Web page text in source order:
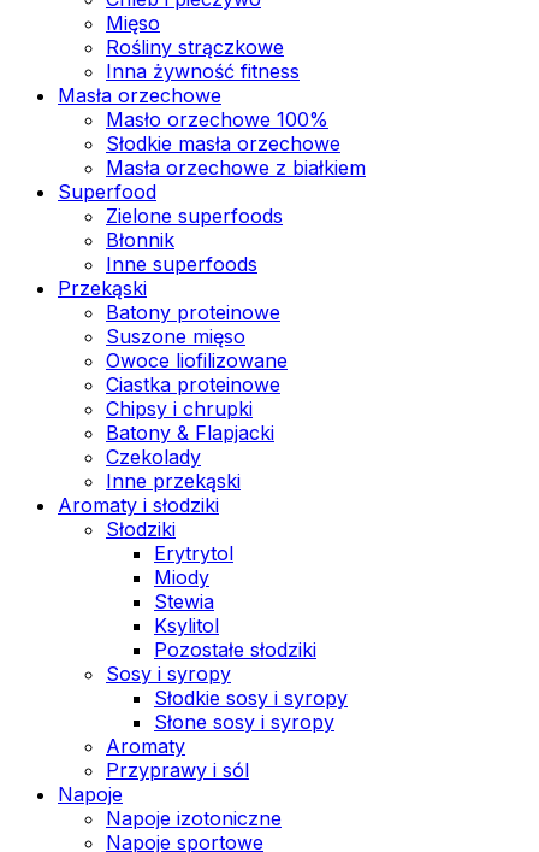
Mięso
Rośliny strączkowe
Inna żywność fitness
Masła orzechowe
Masło orzechowe 100%
Słodkie masła orzechowe
Masła orzechowe z białkiem
Superfood
Zielone superfoods
Błonnik
Inne superfoods
Przekąski
Batony proteinowe
Suszone mięso
Owoce liofilizowane
Ciastka proteinowe
Chipsy i chrupki
Batony & Flapjacki
Czekolady
Inne przekąski
Aromaty i słodziki
Słodziki
Erytrytol
Miody
Stewia
Ksylitol
Pozostałe słodziki
Sosy i syropy
Słodkie sosy i syropy
Słone sosy i syropy
Aromaty
Przyprawy i sól
Napoje
Napoje izotoniczne
Napoje sportowe